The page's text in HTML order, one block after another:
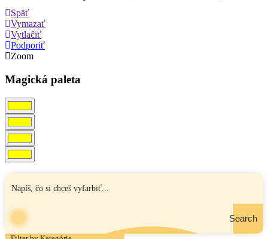
Späť
Vymazať
Vytlačiť
Podporiť
Zoom
Magická paleta
Search